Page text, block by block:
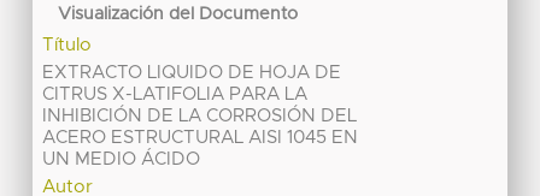
Visualización del Documento
Título
EXTRACTO LIQUIDO DE HOJA DE
CITRUS X-LATIFOLIA PARA LA
INHIBICIÓN DE LA CORROSIÓN DEL
ACERO ESTRUCTURAL AISI 1045 EN
UN MEDIO ÁCIDO
Autor